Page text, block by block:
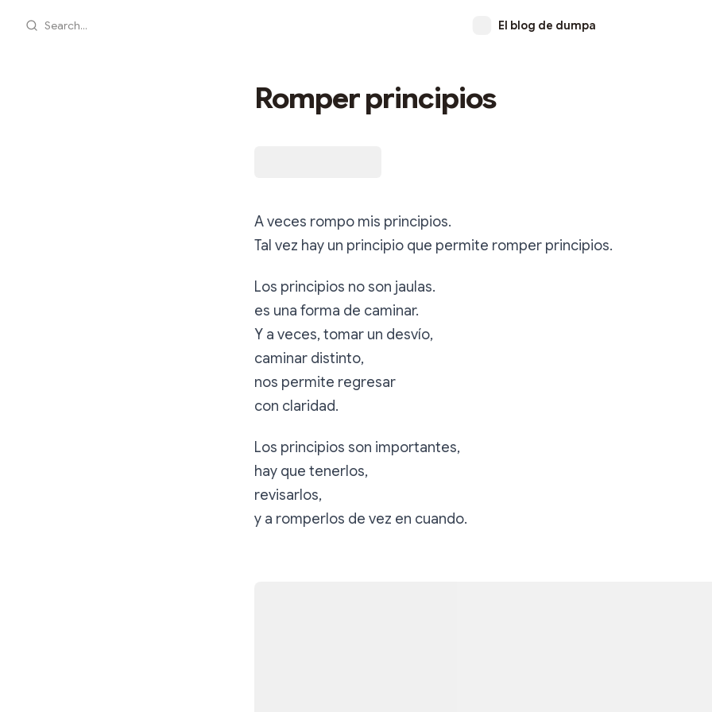
Search... El blog de dumpa
Romper principios
A veces rompo mis principios.
Tal vez hay un principio que permite romper principios.
Los principios no son jaulas.
es una forma de caminar.
Y a veces, tomar un desvío,
caminar distinto,
nos permite regresar
con claridad.
Los principios son importantes,
hay que tenerlos,
revisarlos,
y a romperlos de vez en cuando.